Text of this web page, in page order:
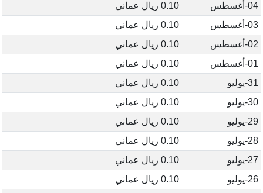
04-أغسطس
0.10 ريال عماني
03-أغسطس
0.10 ريال عماني
02-أغسطس
0.10 ريال عماني
01-أغسطس
0.10 ريال عماني
31-يوليو
0.10 ريال عماني
30-يوليو
0.10 ريال عماني
29-يوليو
0.10 ريال عماني
28-يوليو
0.10 ريال عماني
27-يوليو
0.10 ريال عماني
26-يوليو
0.10 ريال عماني